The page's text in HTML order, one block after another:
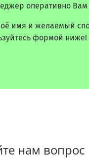
оперативно Вам
имя и желаемый
формой ниже!
нам вопрос